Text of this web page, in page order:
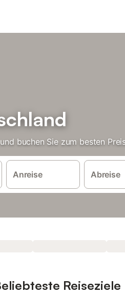
buchen Sie zum besten
Anreise Abreise
Reiseziele